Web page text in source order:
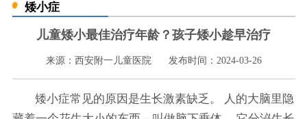
光影纪实
矮小症
儿童矮小最佳治疗年龄？孩子矮小趁早治疗
来源：西安附一儿童医院 发布时间：2024-03-26
矮小症常见的原因是生长激素缺乏。 人的大脑里隐